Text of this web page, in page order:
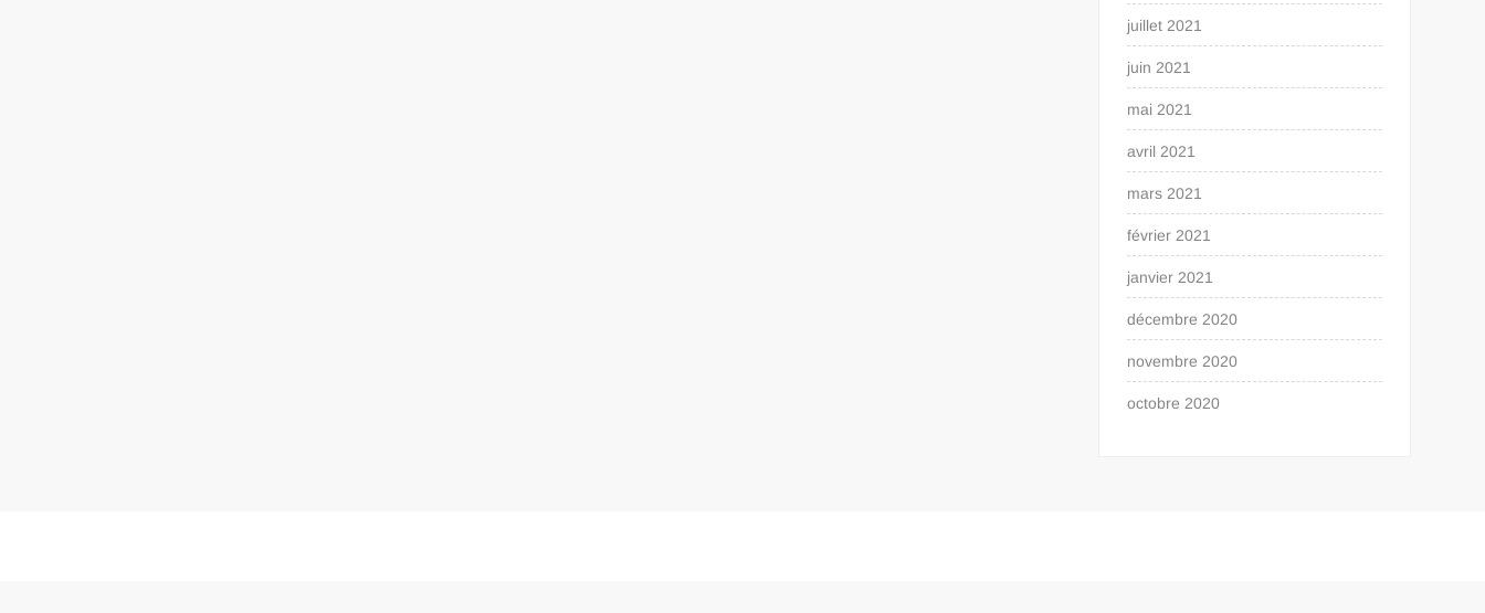
juillet 2021
juin 2021
mai 2021
avril 2021
mars 2021
février 2021
janvier 2021
décembre 2020
novembre 2020
octobre 2020